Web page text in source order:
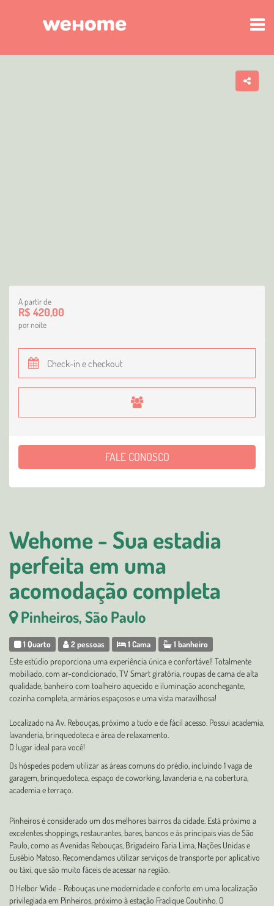
Wehome - Sua estadia
perfeita em uma
acomodação completa
Pinheiros, São Paulo
1 Quarto 2 pessoas 1 Cama
1 banheiro
Este estúdio proporciona uma experiência única e confortável! Totalmente
mobiliado, com ar-condicionado, TV Smart giratória, roupas de cama de alta
qualidade, banheiro com toalheiro aquecido e iluminação aconchegante,
cozinha completa, armários espaçosos e uma vista maravilhosa!
Localizado na Av. Rebouças, próximo a tudo e de fácil acesso. Possui academia,
lavanderia, brinquedoteca e área de relaxamento.
O lugar ideal para você!
Os hóspedes podem utilizar as áreas comuns do prédio, incluindo 1 vaga de
garagem, brinquedoteca, espaço de coworking, lavanderia e, na cobertura,
academia e terraço.
Pinheiros é considerado um dos melhores bairros da cidade. Está próximo a
excelentes shoppings, restaurantes, bares, bancos e às principais vias de São
Paulo, como as Avenidas Rebouças, Brigadeiro Faria Lima, Nações Unidas e
Eusébio Matoso. Recomendamos utilizar serviços de transporte por aplicativo
ou táxi, que são muito fáceis de acessar na região.
O Helbor Wide - Rebouças une modernidade e conforto em uma localização
privilegiada em Pinheiros, próximo à estação Fradique Coutinho. O
A partir de
R$ 420,00
por noite
FALE CONOSCO